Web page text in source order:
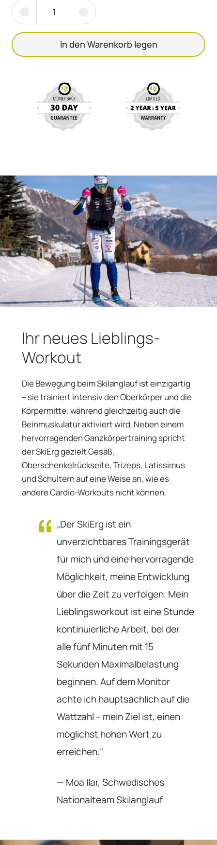
In den Warenkorb legen
Ihr neues Lieblings-
Workout
Die Bewegung beim Skilanglauf ist einzigartig
– sie trainiert intensiv den Oberkörper und die
Körpermitte, während gleichzeitig auch die
Beinmuskulatur aktiviert wird. Neben einem
hervorragenden Ganzkörpertraining spricht
der SkiErg gezielt Gesäß,
Oberschenkelrückseite, Trizeps, Latissimus
und Schultern auf eine Weise an, wie es
andere Cardio-Workouts nicht können.
„Der SkiErg ist ein
unverzichtbares Trainingsgerät
für mich und eine hervorragende
Möglichkeit, meine Entwicklung
über die Zeit zu verfolgen. Mein
Lieblingsworkout ist eine Stunde
kontinuierliche Arbeit, bei der
alle fünf Minuten mit 15
Sekunden Maximalbelastung
beginnen. Auf dem Monitor
achte ich hauptsächlich auf die
Wattzahl – mein Ziel ist, einen
möglichst hohen Wert zu
erreichen.“
— Moa Ilar, Schwedisches
Nationalteam Skilanglauf